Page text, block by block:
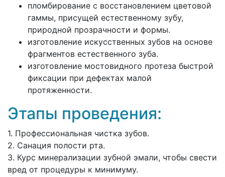
пломбирование с восстановлением цветовой
гаммы, присущей естественному зубу,
природной прозрачности и формы.
изготовление искусственных зубов на основе
фрагментов естественного зуба.
изготовление мостовидного протеза быстрой
фиксации при дефектах малой
протяженности.
Этапы проведения:
1. Профессиональная чистка зубов.
2. Санация полости рта.
3. Курс минерализации зубной эмали, чтобы свести
вред от процедуры к минимуму.